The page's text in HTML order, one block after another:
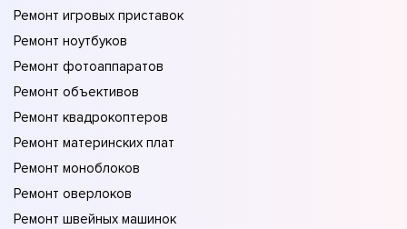
Ремонт игровых приставок
Ремонт ноутбуков
Ремонт фотоаппаратов
Ремонт объективов
Ремонт квадрокоптеров
Ремонт материнских плат
Ремонт моноблоков
Ремонт оверлоков
Ремонт швейных машинок